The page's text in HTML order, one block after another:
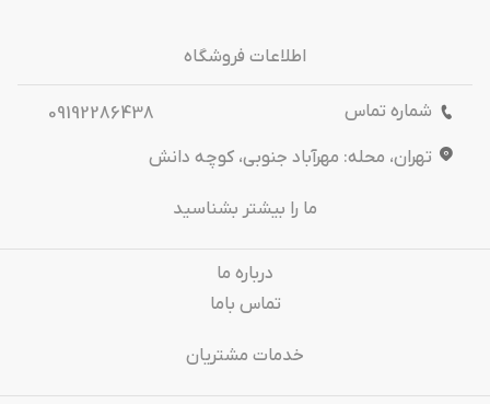
اطلاعات فروشگاه
شماره تماس
09192286438
تهران، محله: مهرآباد جنوبی، کوچه دانش
ما را بیشتر بشناسید
درباره‌ ما
تماس باما
خدمات مشتریان